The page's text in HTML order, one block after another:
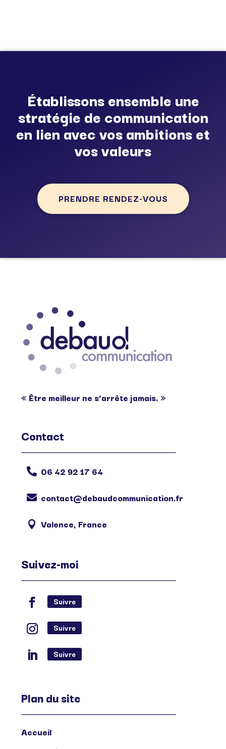
Établissons ensemble une
stratégie de communication
en lien avec vos ambitions et
vos valeurs
PRENDRE RENDEZ-VOUS
« Être meilleur ne s’arrête jamais. »
Contact
 06 42 92 17 64
 contact@debaudcommunication.fr
 Valence, France
Suivez-moi
Suivre
Suivre
Suivre
Plan du site
Accueil